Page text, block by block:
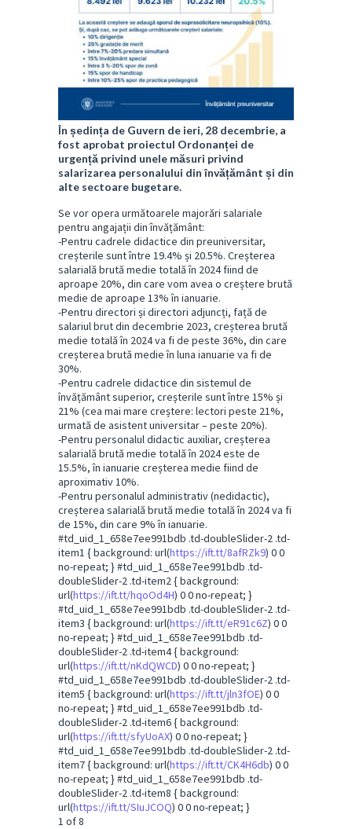
În ședința de Guvern de ieri, 28 decembrie, a
fost aprobat proiectul Ordonanței de
urgență privind unele măsuri privind
salarizarea personalului din învățământ și din
alte sectoare bugetare.
Se vor opera următoarele majorări salariale
pentru angajații din învățământ:
-Pentru cadrele didactice din preuniversitar,
creșterile sunt între 19.4% și 20.5%. Creșterea
salarială brută medie totală în 2024 fiind de
aproape 20%, din care vom avea o creștere brută
medie de aproape 13% în ianuarie.
-Pentru directori și directori adjuncți, față de
salariul brut din decembrie 2023, creșterea brută
medie totală în 2024 va fi de peste 36%, din care
creșterea brută medie în luna ianuarie va fi de
30%.
-Pentru cadrele didactice din sistemul de
învățământ superior, creșterile sunt între 15% și
21% (cea mai mare creștere: lectori peste 21%,
urmată de asistent universitar – peste 20%).
-Pentru personalul didactic auxiliar, creșterea
salarială brută medie totală în 2024 este de
15.5%, în ianuarie creșterea medie fiind de
aproximativ 10%.
-Pentru personalul administrativ (nedidactic),
creșterea salarială brută medie totală în 2024 va fi
de 15%, din care 9% în ianuarie.
#td_uid_1_658e7ee991bdb .td-doubleSlider-2 .td-
item1 { background: url(https://ift.tt/8afRZk9) 0 0
no-repeat; } #td_uid_1_658e7ee991bdb .td-
doubleSlider-2 .td-item2 { background:
url(https://ift.tt/hqoOd4H) 0 0 no-repeat; }
#td_uid_1_658e7ee991bdb .td-doubleSlider-2 .td-
item3 { background: url(https://ift.tt/eR91c6Z) 0 0
no-repeat; } #td_uid_1_658e7ee991bdb .td-
doubleSlider-2 .td-item4 { background:
url(https://ift.tt/nKdQWCD) 0 0 no-repeat; }
#td_uid_1_658e7ee991bdb .td-doubleSlider-2 .td-
item5 { background: url(https://ift.tt/jln3fOE) 0 0
no-repeat; } #td_uid_1_658e7ee991bdb .td-
doubleSlider-2 .td-item6 { background:
url(https://ift.tt/sfyUoAX) 0 0 no-repeat; }
#td_uid_1_658e7ee991bdb .td-doubleSlider-2 .td-
item7 { background: url(https://ift.tt/CK4H6db) 0 0
no-repeat; } #td_uid_1_658e7ee991bdb .td-
doubleSlider-2 .td-item8 { background:
url(https://ift.tt/SIuJCOQ) 0 0 no-repeat; }
1 of 8